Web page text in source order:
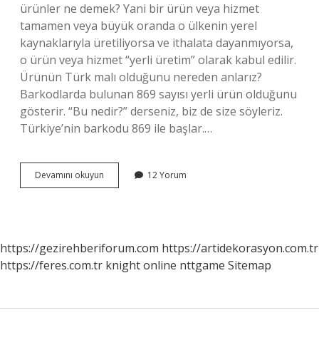
ürünler ne demek? Yani bir ürün veya hizmet
tamamen veya büyük oranda o ülkenin yerel
kaynaklarıyla üretiliyorsa ve ithalata dayanmıyorsa,
o ürün veya hizmet “yerli üretim” olarak kabul edilir.
Ürünün Türk malı olduğunu nereden anlarız?
Barkodlarda bulunan 869 sayısı yerli ürün olduğunu
gösterir. “Bu nedir?” derseniz, biz de size söyleriz.
Türkiye’nin barkodu 869 ile başlar.…
Devamını okuyun
Ve
12 Yorum
https://gezirehberiforum.com https://artidekorasyon.com.tr
https://feres.com.tr knight online nttgame Sitemap